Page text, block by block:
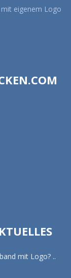
eigenem Logo
mit Logo? ..